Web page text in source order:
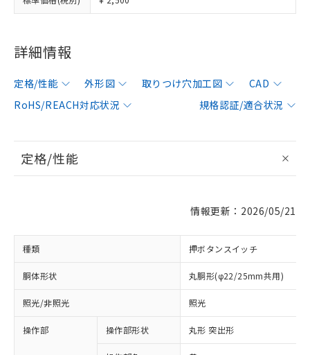
詳細情報
定格/性能 外形図 取りつけ穴加工図
CAD
RoHS/REACH対応状況
規格認証/適合状況
定格/性能
情報更新：2026/05/21
種類 押ボタンスイッチ
胴体形状 丸胴形(φ22/25mm共用)
照光/非照光 照光
操作部 操作部形状 丸形 突出形